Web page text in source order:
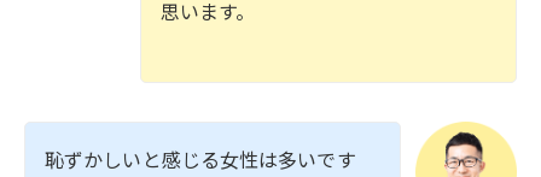
思います。
恥ずかしいと感じる女性は多いです